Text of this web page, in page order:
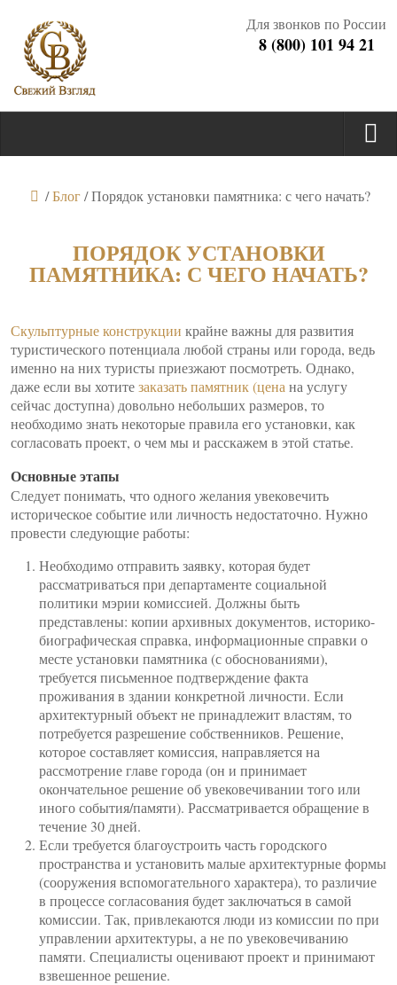
Для звонков по России
8 (800) 101 94 21
/Блог /Порядок установки памятника: с чего начать?
ПОРЯДОК УСТАНОВКИ
ПАМЯТНИКА: С ЧЕГО НАЧАТЬ?
Скульптурные конструкции крайне важны для развития
туристического потенциала любой страны или города, ведь
именно на них туристы приезжают посмотреть. Однако,
даже если вы хотитезаказать памятник (цена на услугу
сейчас доступна) довольно небольших размеров, то
необходимо знать некоторые правила его установки, как
согласовать проект, о чем мы и расскажем в этой статье.
Основные этапы
Следует понимать, что одного желания увековечить
историческое событие или личность недостаточно. Нужно
провести следующие работы:
Необходимо отправить заявку, которая будет
рассматриваться при департаменте социальной
политики мэрии комиссией. Должны быть
представлены: копии архивных документов, историко-
биографическая справка, информационные справки о
месте установки памятника (с обоснованиями),
требуется письменное подтверждение факта
проживания в здании конкретной личности. Если
архитектурный объект не принадлежит властям, то
потребуется разрешение собственников. Решение,
которое составляет комиссия, направляется на
рассмотрение главе города (он и принимает
окончательное решение об увековечивании того или
иного события/памяти). Рассматривается обращение в
течение 30 дней.
Если требуется благоустроить часть городского
пространства и установить малые архитектурные формы
(сооружения вспомогательного характера), то различие
в процессе согласования будет заключаться в самой
комиссии. Так, привлекаются люди из комиссии по при
управлении архитектуры, а не по увековечиванию
памяти. Специалисты оценивают проект и принимают
взвешенное решение.